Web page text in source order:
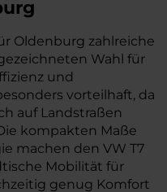
Oldenburg zahlreiche
Wahl für
und
vorteilhaft, da
auf Landstraßen
kompakten Maße
machen den VW T7
Mobilität für
genug Komfort